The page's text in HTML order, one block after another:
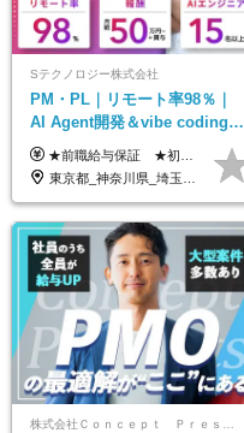
Sテクノロジー株式会社
PM・PL｜リモート率98％｜
AI Agent開発＆vibe coding｜
AIエンジニアチームをリード
★前職給与保証 ★初年度年収700～800万円も可能 月給50万円～90万円＋賞与年2回＋各種手当 ◎スキルや経験などを考慮。前職から給与アップをお約束します！ ◎上記月給には固定残業代30時間分(95000円～)を含みます。超過した場合は追加支給します ◎試用期間は6ヵ月あり。その間の給与・待遇に差異はありません
東京都_神奈川県_埼玉県_千葉県_大阪府_愛知県_北海道_青森県_岩手県_宮城県_秋田県_山形県_福島県_茨城県_栃木県_群馬県_新潟県_山梨県_長野県_富山県_石川県_福井県_静岡県_岐阜県_三重県_兵庫県_京都府_滋賀県_奈良県_和歌山県_広島県_岡山県_鳥取県_島根県_山口県_徳島県_香川県_愛媛県_高知県_福岡県_熊本県_佐賀県_長崎県_大分県_宮崎県_鹿児島県_沖縄県